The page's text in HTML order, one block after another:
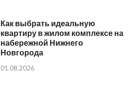
Как выбрать идеальную
квартиру в жилом комплексе на
набережной Нижнего
Новгорода
01.08.2026